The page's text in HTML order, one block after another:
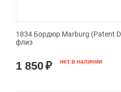
1834 Бордюр Marburg (Patent
флиз
1 850₽ нет в наличии